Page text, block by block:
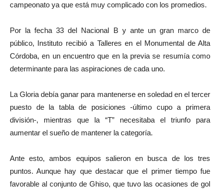
campeonato ya que está muy complicado con los promedios.
Por la fecha 33 del Nacional B y ante un gran marco de
público, Instituto recibió a Talleres en el Monumental de Alta
Córdoba, en un encuentro que en la previa se resumía como
determinante para las aspiraciones de cada uno.
La Gloria debía ganar para mantenerse en soledad en el tercer
puesto de la tabla de posiciones -último cupo a primera
división-, mientras que la “T” necesitaba el triunfo para
aumentar el sueño de mantener la categoría.
Ante esto, ambos equipos salieron en busca de los tres
puntos. Aunque hay que destacar que el primer tiempo fue
favorable al conjunto de Ghiso, que tuvo las ocasiones de gol